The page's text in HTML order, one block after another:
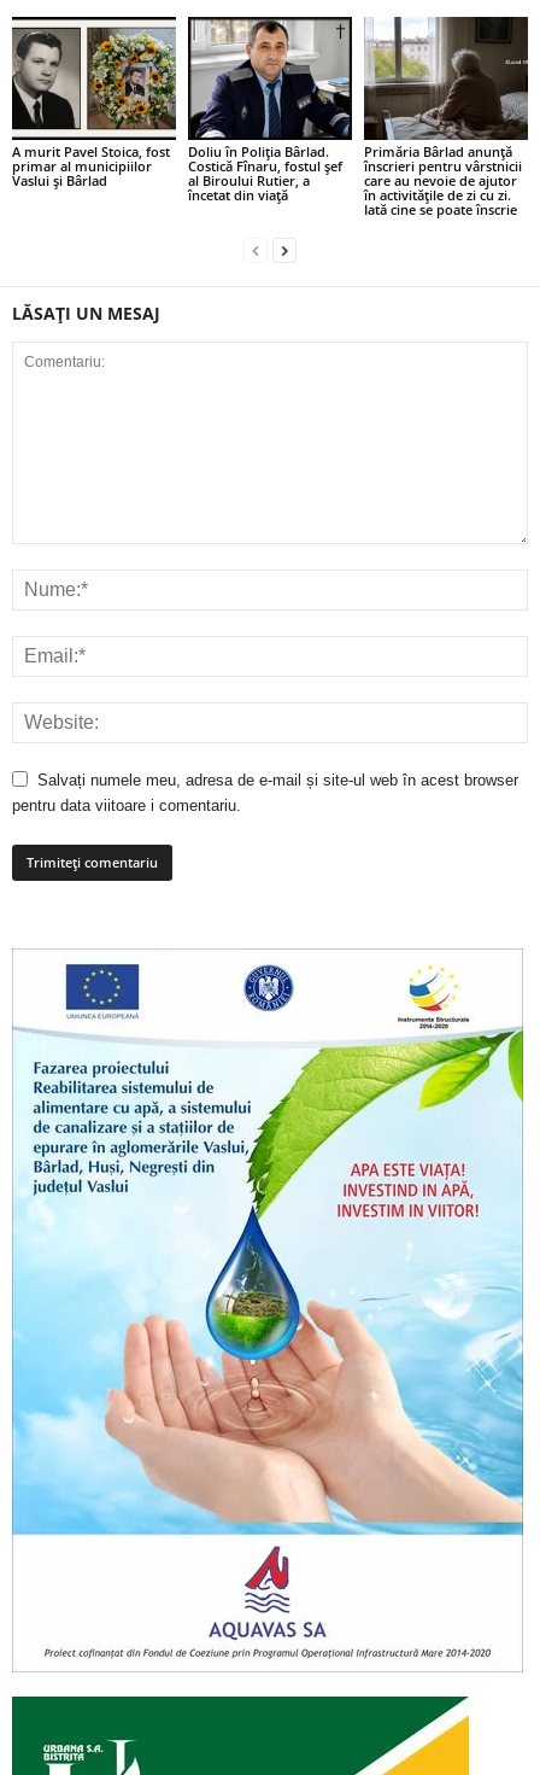
A murit Pavel Stoica, fost
primar al municipiilor
Vaslui și Bârlad
Doliu în Poliția Bârlad.
Costică Fînaru, fostul șef
al Biroului Rutier, a
încetat din viață
Primăria Bârlad anunță
înscrieri pentru vârstnicii
care au nevoie de ajutor
în activitățile de zi cu zi.
Iată cine se poate înscrie
LĂSAȚI UN MESAJ
Salvați numele meu, adresa de e-mail și site-ul web în acest browser
pentru data viitoare i comentariu.